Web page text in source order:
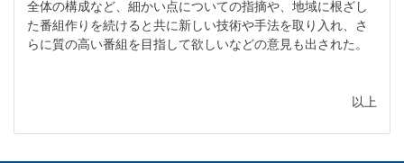
全体の構成など、細かい点についての指摘や、地域に根ざし
た番組作りを続けると共に新しい技術や手法を取り入れ、さ
らに質の高い番組を目指して欲しいなどの意見も出された。
以上